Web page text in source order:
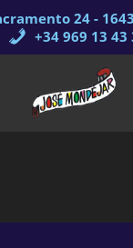
24 -
+34 969 13 43